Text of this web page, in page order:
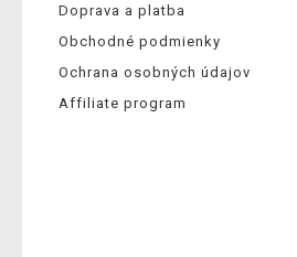
Doprava a platba
Obchodné podmienky
Ochrana osobných údajov
Affiliate program